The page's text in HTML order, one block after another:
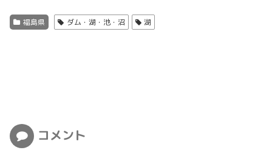
福島県 ダム・湖・池・沼 湖
コメント